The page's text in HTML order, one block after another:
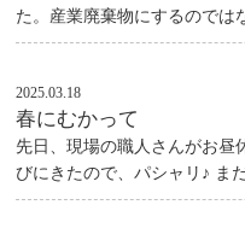
た。産業廃棄物にするのでは
2025.03.18
春にむかって
先日、現場の職人さんがお昼
びにきたので、パシャリ♪ ま